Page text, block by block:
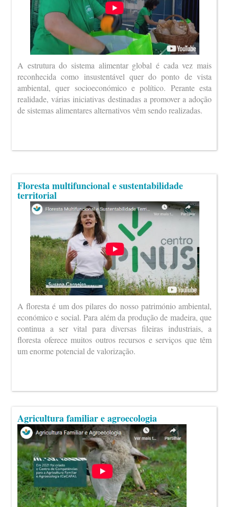
A estrutura do sistema alimentar global é cada vez mais
reconhecida como insustentável quer do ponto de vista
ambiental, quer socioeconómico e político. Perante esta
realidade, várias iniciativas destinadas a promover a adoção
de sistemas alimentares alternativos vêm sendo realizadas.
Floresta multifuncional e sustentabilidade
territorial
A floresta é um dos pilares do nosso património ambiental,
económico e social. Para além da produção de madeira, que
continua a ser vital para diversas fileiras industriais, a
floresta oferece muitos outros recursos e serviços que têm
um enorme potencial de valorização.
Agricultura familiar e agroecologia